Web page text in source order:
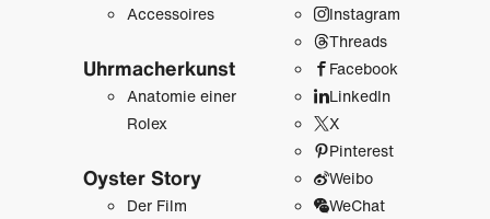
Accessoires
Uhrmacher­kunst
Anatomie einer
Rolex
Oyster Story
Der Film
Instagram
Threads
Facebook
LinkedIn
X
Pinterest
Weibo
WeChat